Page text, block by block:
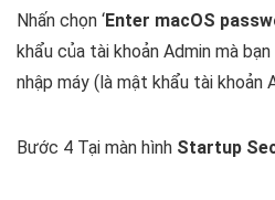
Nhấn chọn ‘Enter macOS
khẩu của tài khoản Admin mà
nhập máy (là mật khẩu tài khoản
Bước 4 Tại màn hình Startup